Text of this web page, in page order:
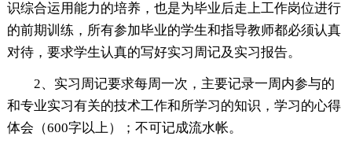
识综合运用能力的培养，也是为毕业后走上工作岗位进行
的前期训练，所有参加毕业的学生和指导教师都必须认真
对待，要求学生认真的写好实习周记及实习报告。
2、实习周记要求每周一次，主要记录一周内参与的
和专业实习有关的技术工作和所学习的知识，学习的心得
体会（600字以上）；不可记成流水帐。